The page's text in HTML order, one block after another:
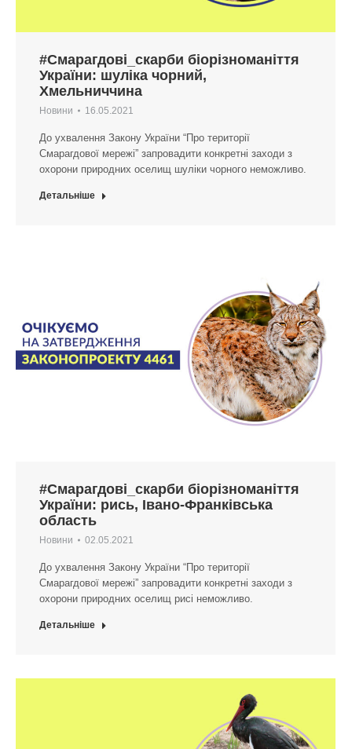
#Смарагдові_скарби біорізноманіття
України: шуліка чорний,
Хмельниччина
Новини 16.05.2021
До ухвалення Закону України “Про території
Смарагдової мережі” запровадити конкретні заходи з
охорони природних оселищ шуліки чорного неможливо.
Детальніше
#Смарагдові_скарби біорізноманіття
України: рись, Івано-Франківська
область
Новини 02.05.2021
До ухвалення Закону України “Про території
Смарагдової мережі” запровадити конкретні заходи з
охорони природних оселищ рисі неможливо.
Детальніше